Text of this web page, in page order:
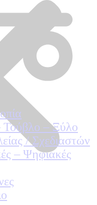
Τούβλο – Ξύλο
/ Σχεδιαστών
– Ψηφιακές